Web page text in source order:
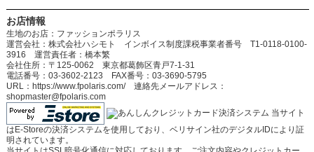
お店情報
生地のお店：ファッションポラリス
運営会社：株式会社ハシモト インボイス制度課税事業者番号 T1-0118-0100-
3916 運営責任者：橋本繁
会社住所：〒125-0062 東京都葛飾区青戸7-1-31
電話番号：03-3602-2123 FAX番号：03-3690-5795
URL：https://www.fpolaris.com/ 連絡先メールアドレス：
shopmaster@fpolaris.com
当サイト
はE-Storeの決済システムを使用しており、ベリサイン社のデジタルIDにより証
明されています。